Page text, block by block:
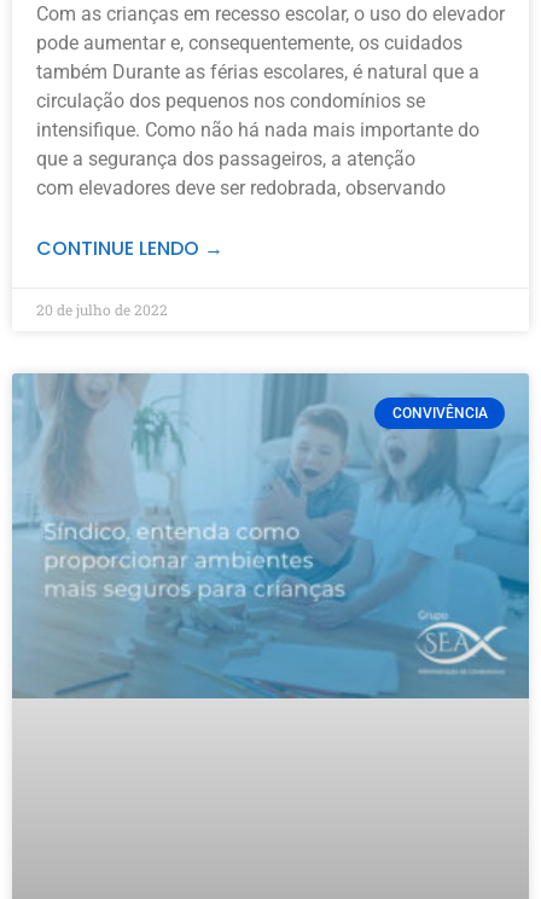
Com as crianças em recesso escolar, o uso do elevador
pode aumentar e, consequentemente, os cuidados
também Durante as férias escolares, é natural que a
circulação dos pequenos nos condomínios se
intensifique. Como não há nada mais importante do
que a segurança dos passageiros, a atenção
com elevadores deve ser redobrada, observando
CONTINUE LENDO →
20 de julho de 2022
CONVIVÊNCIA